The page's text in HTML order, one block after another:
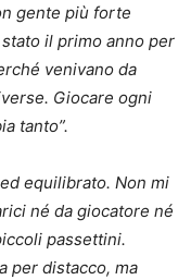
gente più forte
il primo anno per
venivano da
Giocare ogni
tanto”.
equilibrato. Non mi
né da giocatore né
passettini.
per distacco, ma